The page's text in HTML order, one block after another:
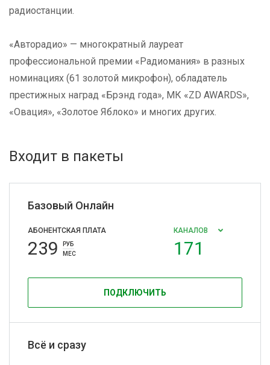
радиостанции.
«Авторадио» — многократный лауреат
профессиональной премии «Радиомания» в разных
номинациях (61 золотой микрофон), обладатель
престижных наград «Брэнд года», МК «ZD AWARDS»,
«Овация», «Золотое Яблоко» и многих других.
Входит в пакеты
Базовый Онлайн
АБОНЕНТСКАЯ ПЛАТА
239
РУБ
МЕС
КАНАЛОВ
171
ПОДКЛЮЧИТЬ
Всё и сразу